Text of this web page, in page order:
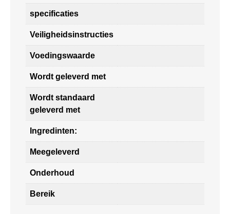
specificaties
Veiligheidsinstructies
Voedingswaarde
Wordt geleverd met
Wordt standaard
geleverd met
Ingredinten:
Meegeleverd
Onderhoud
Bereik